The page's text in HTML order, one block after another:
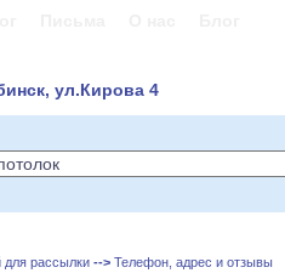
ул.Кирова 4
для рассылки --> Телефон, адрес и отзывы